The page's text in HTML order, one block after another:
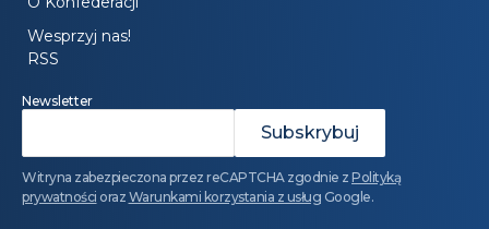
Wesprzyj nas!
RSS
Newsletter
Witryna zabezpieczona przez reCAPTCHA zgodnie z Polityką
prywatności oraz Warunkami korzystania z usług Google.